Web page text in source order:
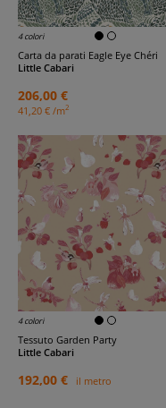
4 colori
Carta da parati Eagle Eye Chéri
Little Cabari
206,00 €
41,20 € /m2
4 colori
Tessuto Garden Party
Little Cabari
192,00 € il metro